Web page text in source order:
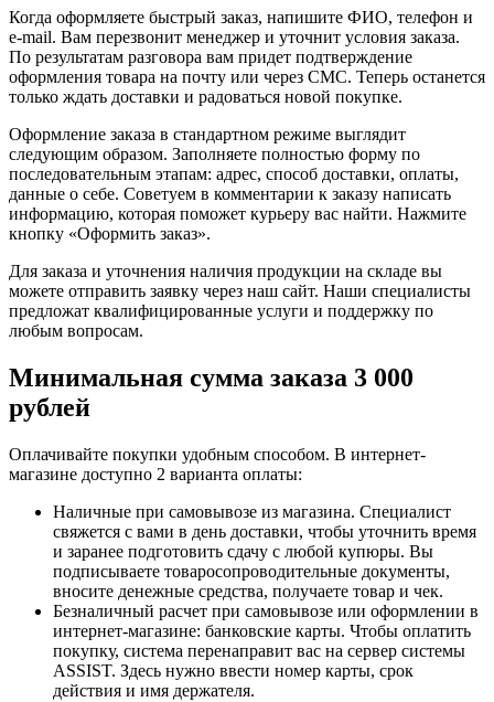
Когда оформляете быстрый заказ, напишите ФИО, телефон и
e-mail. Вам перезвонит менеджер и уточнит условия заказа.
По результатам разговора вам придет подтверждение
оформления товара на почту или через СМС. Теперь останется
только ждать доставки и радоваться новой покупке.
Оформление заказа в стандартном режиме выглядит
следующим образом. Заполняете полностью форму по
последовательным этапам: адрес, способ доставки, оплаты,
данные о себе. Советуем в комментарии к заказу написать
информацию, которая поможет курьеру вас найти. Нажмите
кнопку «Оформить заказ».
Для заказа и уточнения наличия продукции на складе вы
можете отправить заявку через наш сайт. Наши специалисты
предложат квалифицированные услуги и поддержку по
любым вопросам.
Минимальная сумма заказа 3 000
рублей
Оплачивайте покупки удобным способом. В интернет-
магазине доступно 2 варианта оплаты:
Наличные при самовывозе из магазина. Специалист
свяжется с вами в день доставки, чтобы уточнить время
и заранее подготовить сдачу с любой купюры. Вы
подписываете товаросопроводительные документы,
вносите денежные средства, получаете товар и чек.
Безналичный расчет при самовывозе или оформлении в
интернет-магазине: банковские карты. Чтобы оплатить
покупку, система перенаправит вас на сервер системы
ASSIST. Здесь нужно ввести номер карты, срок
действия и имя держателя.